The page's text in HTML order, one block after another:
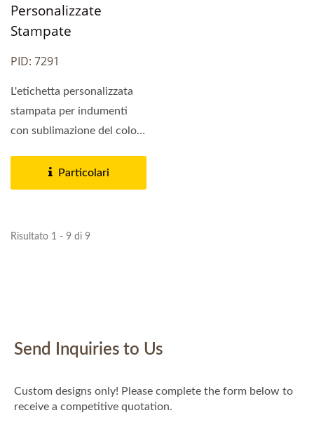
Personalizzate
Stampate
PID: 7291
L'etichetta personalizzata
stampata per indumenti
con sublimazione del colore
Particolari
Risultato 1 - 9 di 9